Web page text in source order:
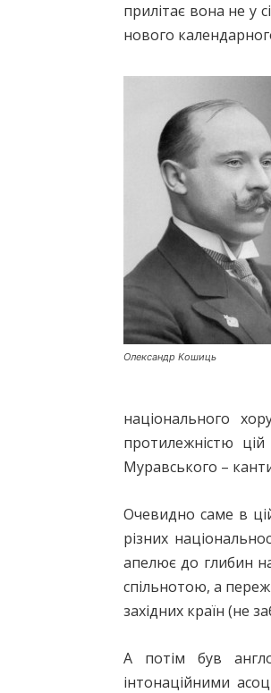
прилітає вона не у
нового
Олександр Кошиць
національного
протилежністю
Муравського –
Очевидно саме в
різних
апелює до глибин
спільнотою, а
західних країн (не
А потім був
інтонаційними